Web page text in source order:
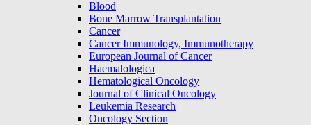
Blood
Bone Marrow Transplantation
Cancer
Cancer Immunology, Immunotherapy
European Journal of Cancer
Haemalologica
Hematological Oncology
Journal of Clinical Oncology
Leukemia Research
Oncology Section